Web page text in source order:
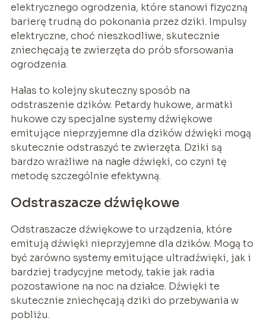
elektrycznego ogrodzenia, które stanowi fizyczną
barierę trudną do pokonania przez dziki. Impulsy
elektryczne, choć nieszkodliwe, skutecznie
zniechęcają te zwierzęta do prób sforsowania
ogrodzenia.
Hałas to kolejny skuteczny sposób na
odstraszenie dzików. Petardy hukowe, armatki
hukowe czy specjalne systemy dźwiękowe
emitujące nieprzyjemne dla dzików dźwięki mogą
skutecznie odstraszyć te zwierzęta. Dziki są
bardzo wrażliwe na nagłe dźwięki, co czyni tę
metodę szczególnie efektywną.
Odstraszacze dźwiękowe
Odstraszacze dźwiękowe to urządzenia, które
emitują dźwięki nieprzyjemne dla dzików. Mogą to
być zarówno systemy emitujące ultradźwięki, jak i
bardziej tradycyjne metody, takie jak radia
pozostawione na noc na działce. Dźwięki te
skutecznie zniechęcają dziki do przebywania w
pobliżu.